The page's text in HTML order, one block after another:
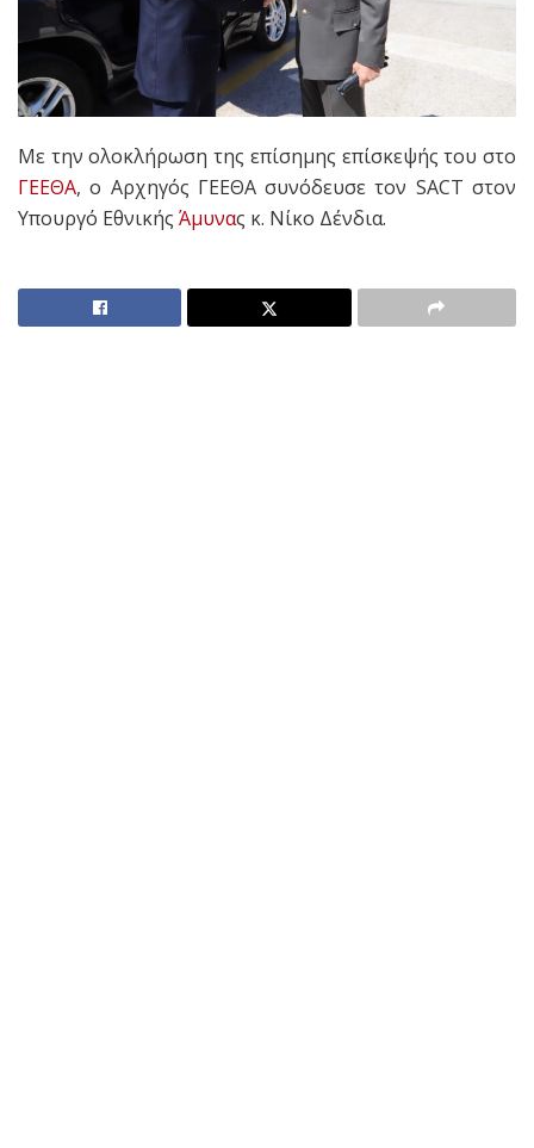
Με την ολοκλήρωση της επίσημης επίσκεψής του στο
ΓΕΕΘΑ, ο Αρχηγός ΓΕΕΘΑ συνόδευσε τον SACT στον
Υπουργό Εθνικής Άμυνας κ. Νίκο Δένδια.